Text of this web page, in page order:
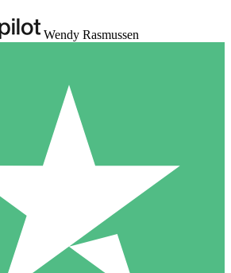
Wendy Rasmussen